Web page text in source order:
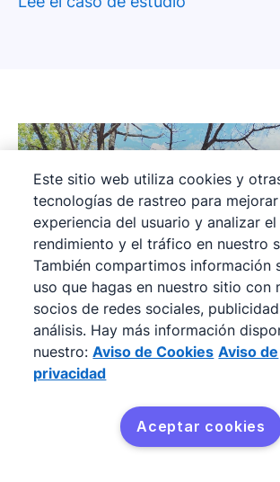
Este sitio web utiliza cookies y
tecnologías de rastreo para
experiencia del usuario y analizar el
rendimiento y el tráfico en nuestro
También compartimos información
uso que hagas en nuestro sitio con
socios de redes sociales,
análisis. Hay más información
nuestro: Aviso de Cookies Aviso de
privacidad
Aceptar cookies